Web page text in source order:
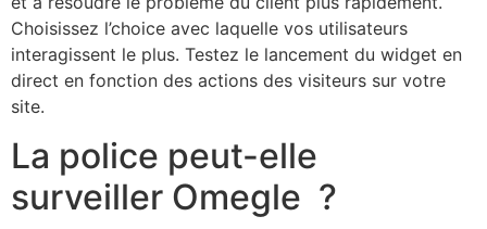
Choisissez l’choice avec laquelle vos utilisateurs
interagissent le plus. Testez le lancement du widget en
direct en fonction des actions des visiteurs sur votre
site.
La police peut-elle
surveiller Omegle ?